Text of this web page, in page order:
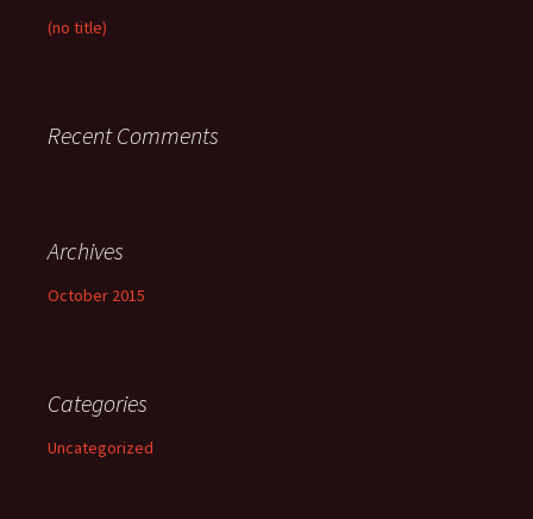
(no title)
Recent Comments
Archives
October 2015
Categories
Uncategorized